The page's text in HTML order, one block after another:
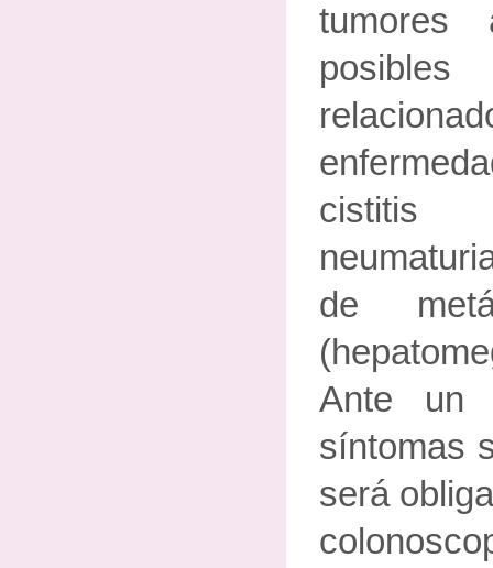
tumores
cistitis
de
Ante un
síntomas
será